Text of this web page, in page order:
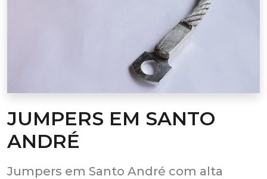
JUMPERS EM SANTO
ANDRÉ
Jumpers em Santo André com alta